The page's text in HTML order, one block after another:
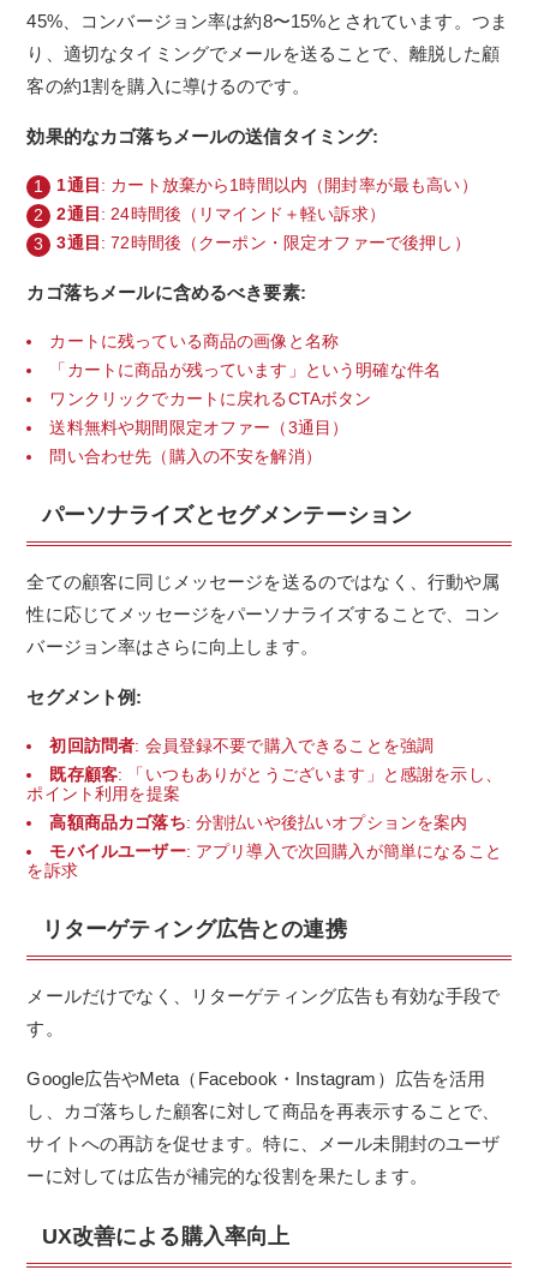
45%、コンバージョン率は約8〜15%とされています。つま
り、適切なタイミングでメールを送ることで、離脱した顧
客の約1割を購入に導けるのです。
効果的なカゴ落ちメールの送信タイミング:
1通目 : カート放棄から1時間以内（開封率が最も高い）
2通目 : 24時間後（リマインド＋軽い訴求）
3通目 : 72時間後（クーポン・限定オファーで後押し）
カゴ落ちメールに含めるべき要素:
カートに残っている商品の画像と名称
「カートに商品が残っています」という明確な件名
ワンクリックでカートに戻れるCTAボタン
送料無料や期間限定オファー（3通目）
問い合わせ先（購入の不安を解消）
パーソナライズとセグメンテーション
全ての顧客に同じメッセージを送るのではなく、行動や属
性に応じてメッセージをパーソナライズすることで、コン
バージョン率はさらに向上します。
セグメント例:
初回訪問者: 会員登録不要で購入できることを強調
既存顧客: 「いつもありがとうございます」と感謝を示し、
ポイント利用を提案
高額商品カゴ落ち: 分割払いや後払いオプションを案内
モバイルユーザー: アプリ導入で次回購入が簡単になること
を訴求
リターゲティング広告との連携
メールだけでなく、リターゲティング広告も有効な手段で
す。
Google広告やMeta（Facebook・Instagram）広告を活用
し、カゴ落ちした顧客に対して商品を再表示することで、
サイトへの再訪を促せます。特に、メール未開封のユーザ
ーに対しては広告が補完的な役割を果たします。
UX改善による購入率向上